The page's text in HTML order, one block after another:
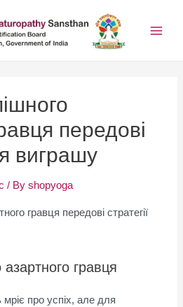
передові
виграшу
/ Byshopyoga
гравця передові стратегії
гравця
про успіх, але для